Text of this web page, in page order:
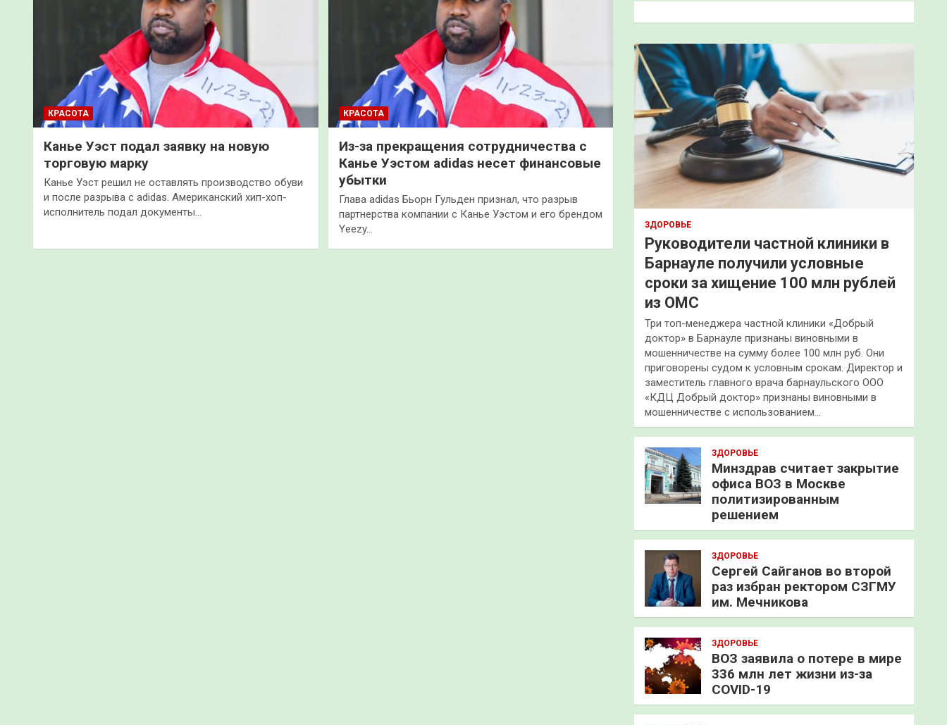
КРАСОТА
Канье Уэст подал заявку на новую
торговую марку
Канье Уэст решил не оставлять производство обуви
и после разрыва с adidas. Американский хип-хоп-
исполнитель подал документы…
КРАСОТА
Из-за прекращения сотрудничества с
Канье Уэстом adidas несет финансовые
убытки
Глава adidas Бьорн Гульден признал, что разрыв
партнерства компании с Канье Уэстом и его брендом
Yeezy…
к
ЗДОРОВЬЕ
Руководители частной клиники в
Барнауле получили условные
сроки за хищение 100 млн рублей
из ОМС
Три топ-менеджера частной клиники «Добрый
доктор» в Барнауле признаны виновными в
мошенничестве на сумму более 100 млн руб. Они
приговорены судом к условным срокам. Директор и
заместитель главного врача барнаульского ООО
«КДЦ Добрый доктор» признаны виновными в
мошенничестве с использованием…
ЗДОРОВЬЕ
Минздрав считает закрытие
офиса ВОЗ в Москве
политизированным
решением
ЗДОРОВЬЕ
Сергей Сайганов во второй
раз избран ректором СЗГМУ
им. Мечникова
ЗДОРОВЬЕ
ВОЗ заявила о потере в мире
336 млн лет жизни из-за
COVID-19